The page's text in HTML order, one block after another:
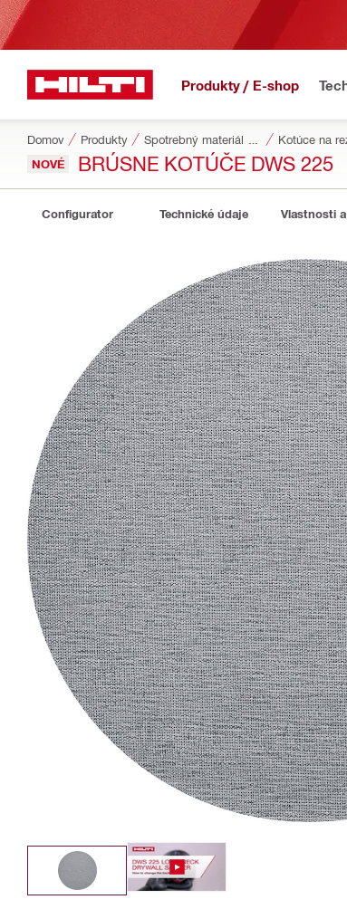
Produkty / E-shop
Domov Produkty Kotúce na
NOVÉ BRÚSNE KOTÚČE DWS 225
Configurator Technické údaje Vlastnosti